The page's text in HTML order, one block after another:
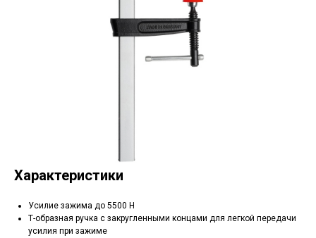
Характеристики
Усилие зажима до 5500 Н
Т-образная ручка с закругленными концами для легкой передачи
усилия при зажиме